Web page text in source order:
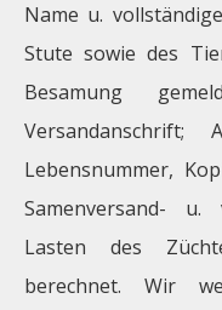
Name u.
Stute sowie des
Besamung
Lebensnummer,
Samenversand- u.
Lasten des
berechnet. Wir